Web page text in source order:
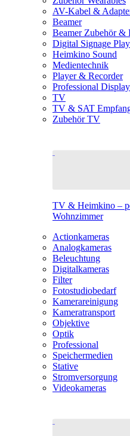
AV-Kabel &
Beamer
Beamer Zubehör &
Digital Signage
Heimkino Sound
Medientechnik
Player & Recorder
Professional Display
TV
TV & SAT
Zubehör TV
TV & Heimkino –
Wohnzimmer
Actionkameras
Analogkameras
Beleuchtung
Digitalkameras
Filter
Fotostudiobedarf
Kamerareinigung
Kameratransport
Objektive
Optik
Professional
Speichermedien
Stative
Stromversorgung
Videokameras